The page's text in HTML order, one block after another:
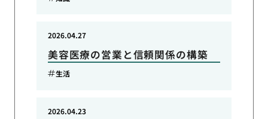
美容医療の営業と信頼関係の構築
2026.04.27
生活
2026.04.23